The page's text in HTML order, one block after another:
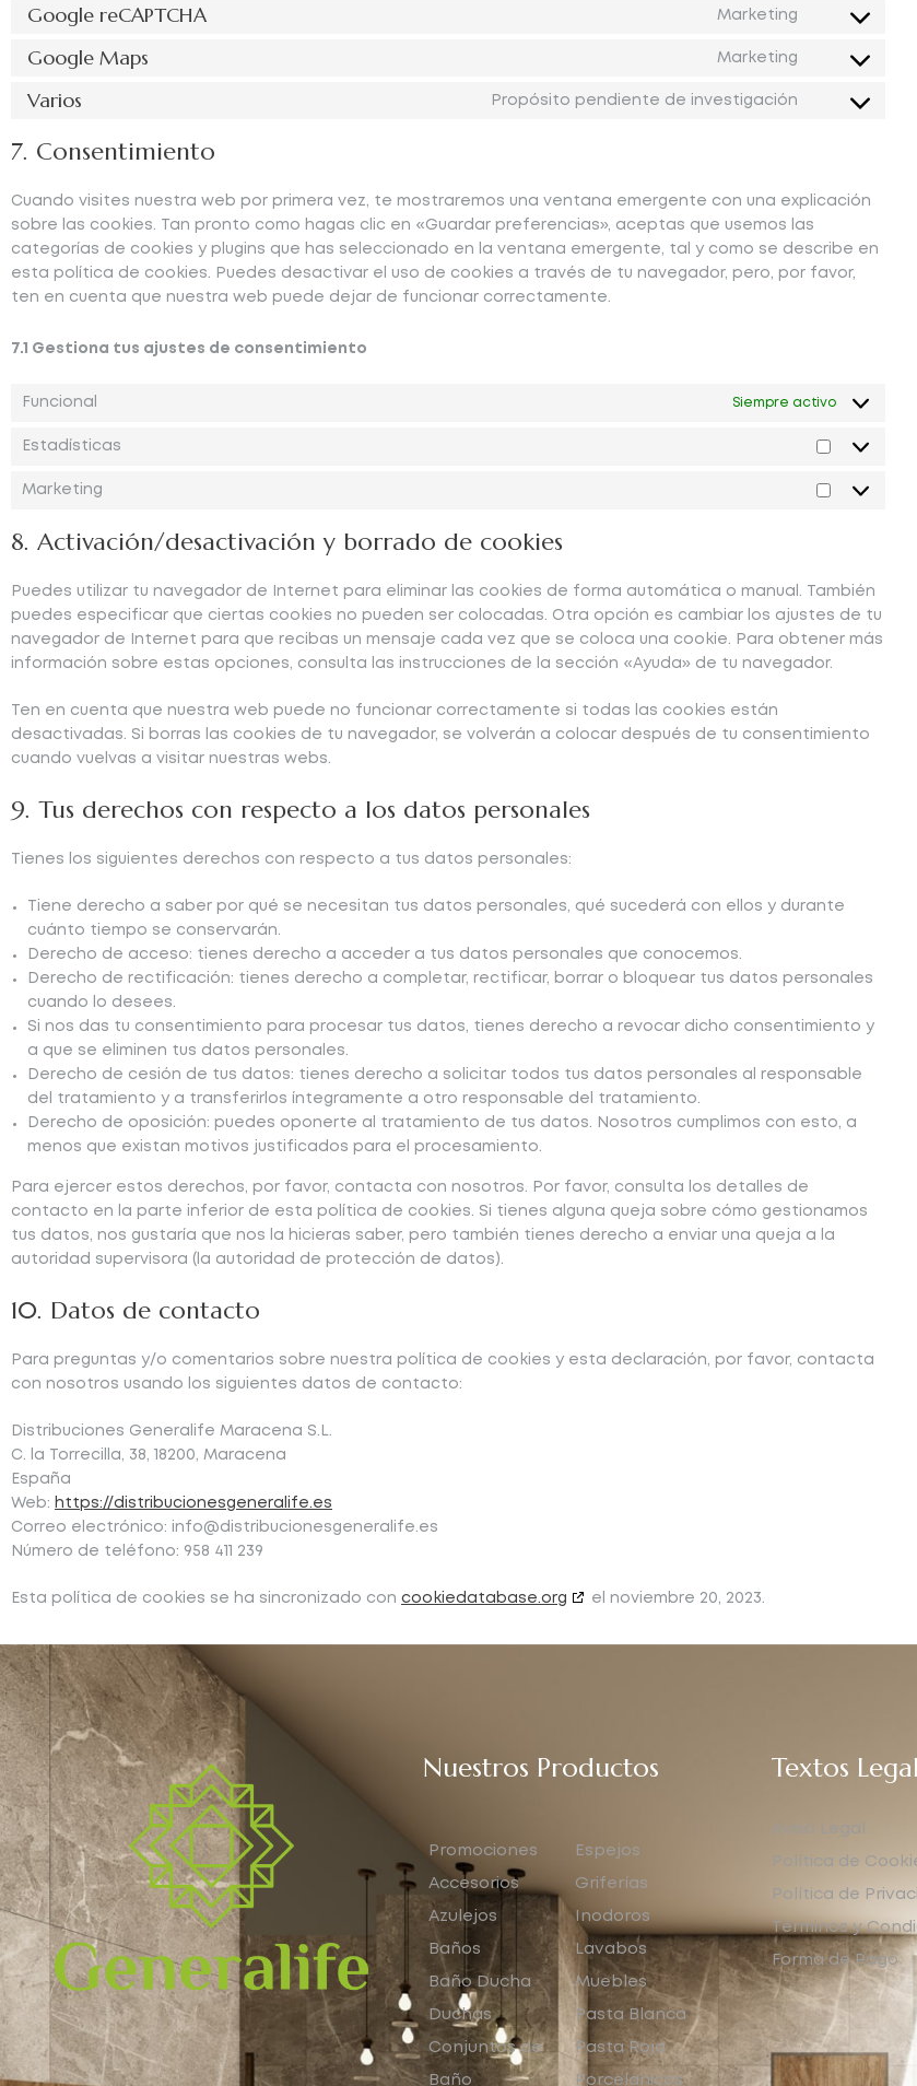
Google reCAPTCHA Marketing
Google Maps Marketing
Varios Propósito pendiente de investigación
7. Consentimiento
Cuando visites nuestra web por primera vez, te mostraremos una ventana emergente con una explicación
sobre las cookies. Tan pronto como hagas clic en «Guardar preferencias», aceptas que usemos las
categorías de cookies y plugins que has seleccionado en la ventana emergente, tal y como se describe en
esta política de cookies. Puedes desactivar el uso de cookies a través de tu navegador, pero, por favor,
ten en cuenta que nuestra web puede dejar de funcionar correctamente.
7.1 Gestiona tus ajustes de consentimiento
Funcional Siempre activo
Estadísticas
Marketing
8. Activación/desactivación y borrado de cookies
Puedes utilizar tu navegador de Internet para eliminar las cookies de forma automática o manual. También
puedes especificar que ciertas cookies no pueden ser colocadas. Otra opción es cambiar los ajustes de tu
navegador de Internet para que recibas un mensaje cada vez que se coloca una cookie. Para obtener más
información sobre estas opciones, consulta las instrucciones de la sección «Ayuda» de tu navegador.
Ten en cuenta que nuestra web puede no funcionar correctamente si todas las cookies están
desactivadas. Si borras las cookies de tu navegador, se volverán a colocar después de tu consentimiento
cuando vuelvas a visitar nuestras webs.
9. Tus derechos con respecto a los datos personales
Tienes los siguientes derechos con respecto a tus datos personales:
Tiene derecho a saber por qué se necesitan tus datos personales, qué sucederá con ellos y durante
cuánto tiempo se conservarán.
Derecho de acceso: tienes derecho a acceder a tus datos personales que conocemos.
Derecho de rectificación: tienes derecho a completar, rectificar, borrar o bloquear tus datos personales
cuando lo desees.
Si nos das tu consentimiento para procesar tus datos, tienes derecho a revocar dicho consentimiento y
a que se eliminen tus datos personales.
Derecho de cesión de tus datos: tienes derecho a solicitar todos tus datos personales al responsable
del tratamiento y a transferirlos íntegramente a otro responsable del tratamiento.
Derecho de oposición: puedes oponerte al tratamiento de tus datos. Nosotros cumplimos con esto, a
menos que existan motivos justificados para el procesamiento.
Para ejercer estos derechos, por favor, contacta con nosotros. Por favor, consulta los detalles de
contacto en la parte inferior de esta política de cookies. Si tienes alguna queja sobre cómo gestionamos
tus datos, nos gustaría que nos la hicieras saber, pero también tienes derecho a enviar una queja a la
autoridad supervisora (la autoridad de protección de datos).
10. Datos de contacto
Para preguntas y/o comentarios sobre nuestra política de cookies y esta declaración, por favor, contacta
con nosotros usando los siguientes datos de contacto:
Distribuciones Generalife Maracena S.L.
C. la Torrecilla, 38, 18200, Maracena
España
Web: https://distribucionesgeneralife.es
Correo electrónico: se.efilarenegsenoicubirtsid@ofni
Número de teléfono: 958 411 239
Esta política de cookies se ha sincronizado con cookiedatabase.org el noviembre 20, 2023.
Nuestros Productos
Promociones
Accesorios
Azulejos
Baños
Baño Ducha
Duchas
Conjuntos de
Baño
Espejos
Griferías
Inodoros
Lavabos
Muebles
Pasta Blanca
Pasta Roja
Porcelánicos
Textos
Aviso Legal
Política de
Política de
Términos y
Forma de Pago